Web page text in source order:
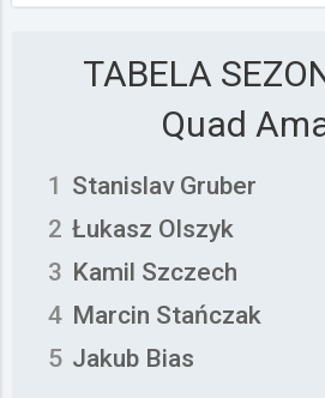
TABELA
Quad
1 Stanislav Gruber
2 Łukasz Olszyk
3 Kamil Szczech
4 Marcin Stańczak
5 Jakub Bias